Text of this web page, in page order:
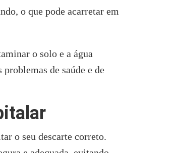
o que pode acarretar em
o solo e a água
de saúde e de
o seu descarte correto.